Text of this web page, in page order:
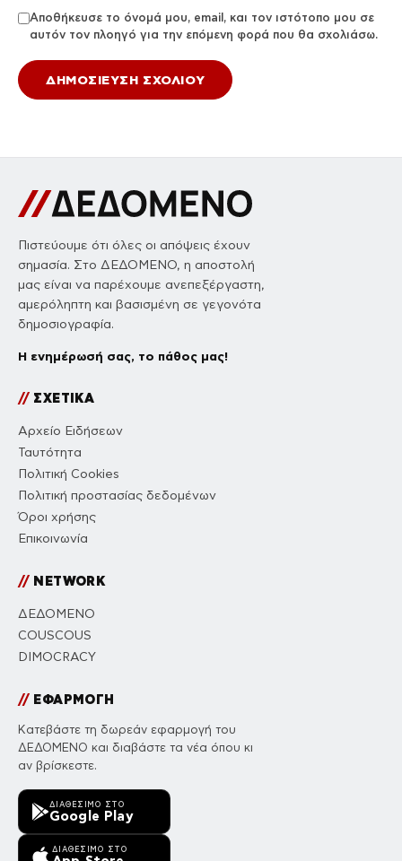
Αποθήκευσε το όνομά μου, email, και τον ιστότοπο μου σε
αυτόν τον πλοηγό για την επόμενη φορά που θα σχολιάσω.
Πιστεύουμε ότι όλες οι απόψεις έχουν
σημασία. Στο ΔΕΔΟΜΕΝΟ, η αποστολή
μας είναι να παρέχουμε ανεπεξέργαστη,
αμερόληπτη και βασισμένη σε γεγονότα
δημοσιογραφία.
Η ενημέρωσή σας, το πάθος μας!
//ΣΧΕΤΙΚΑ
Αρχείο Ειδήσεων
Ταυτότητα
Πολιτική Cookies
Πολιτική προστασίας δεδομένων
Όροι χρήσης
Επικοινωνία
//NETWORK
ΔΕΔΟΜΕΝΟ
COUSCOUS
DIMOCRACY
//ΕΦΑΡΜΟΓΗ
Κατεβάστε τη δωρεάν εφαρμογή του
ΔΕΔΟΜΕΝΟ και διαβάστε τα νέα όπου κι
αν βρίσκεστε.
ΔΙΑΘΈΣΙΜΟ ΣΤΟ
Google Play
ΔΙΑΘΈΣΙΜΟ ΣΤΟ